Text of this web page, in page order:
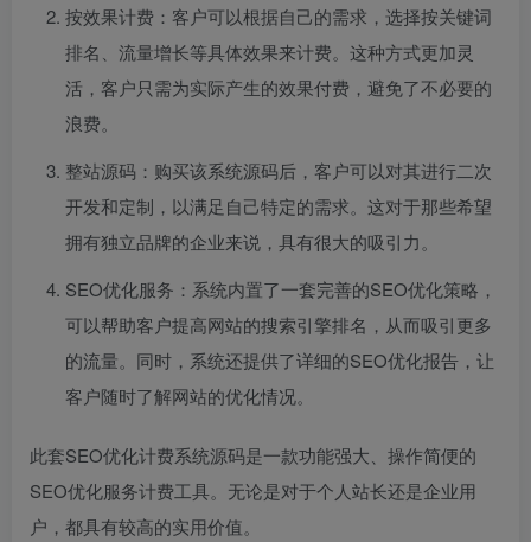
按效果计费：客户可以根据自己的需求，选择按关键词
排名、流量增长等具体效果来计费。这种方式更加灵
活，客户只需为实际产生的效果付费，避免了不必要的
浪费。
整站源码：购买该系统源码后，客户可以对其进行二次
开发和定制，以满足自己特定的需求。这对于那些希望
拥有独立品牌的企业来说，具有很大的吸引力。
SEO优化服务：系统内置了一套完善的SEO优化策略，
可以帮助客户提高网站的搜索引擎排名，从而吸引更多
的流量。同时，系统还提供了详细的SEO优化报告，让
客户随时了解网站的优化情况。
此套SEO优化计费系统源码是一款功能强大、操作简便的
SEO优化服务计费工具。无论是对于个人站长还是企业用
户，都具有较高的实用价值。